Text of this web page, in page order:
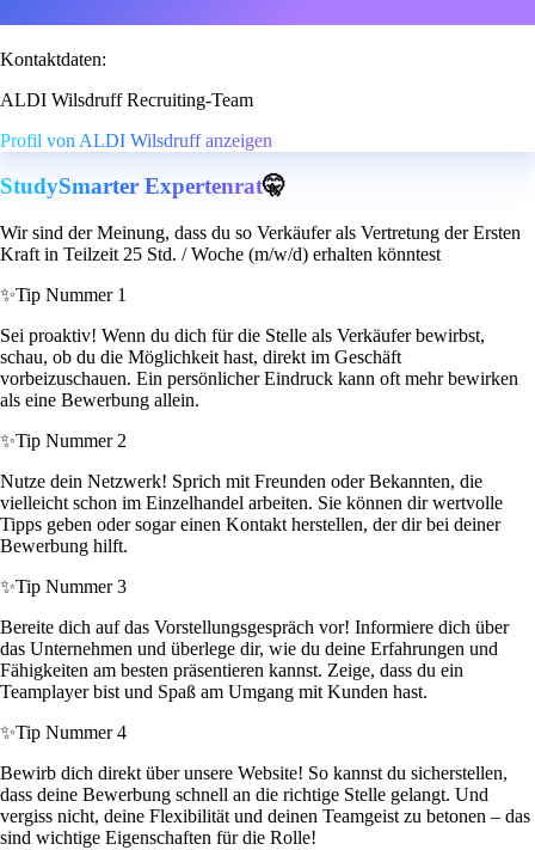
Kontaktdaten:
ALDI Wilsdruff Recruiting-Team
Profil von ALDI Wilsdruff anzeigen
StudySmarter Expertenrat🤫
Wir sind der Meinung, dass du so Verkäufer als Vertretung der Ersten
Kraft in Teilzeit 25 Std. / Woche (m/w/d) erhalten könntest
✨Tip Nummer 1
Sei proaktiv! Wenn du dich für die Stelle als Verkäufer bewirbst,
schau, ob du die Möglichkeit hast, direkt im Geschäft
vorbeizuschauen. Ein persönlicher Eindruck kann oft mehr bewirken
als eine Bewerbung allein.
✨Tip Nummer 2
Nutze dein Netzwerk! Sprich mit Freunden oder Bekannten, die
vielleicht schon im Einzelhandel arbeiten. Sie können dir wertvolle
Tipps geben oder sogar einen Kontakt herstellen, der dir bei deiner
Bewerbung hilft.
✨Tip Nummer 3
Bereite dich auf das Vorstellungsgespräch vor! Informiere dich über
das Unternehmen und überlege dir, wie du deine Erfahrungen und
Fähigkeiten am besten präsentieren kannst. Zeige, dass du ein
Teamplayer bist und Spaß am Umgang mit Kunden hast.
✨Tip Nummer 4
Bewirb dich direkt über unsere Website! So kannst du sicherstellen,
dass deine Bewerbung schnell an die richtige Stelle gelangt. Und
vergiss nicht, deine Flexibilität und deinen Teamgeist zu betonen – das
sind wichtige Eigenschaften für die Rolle!